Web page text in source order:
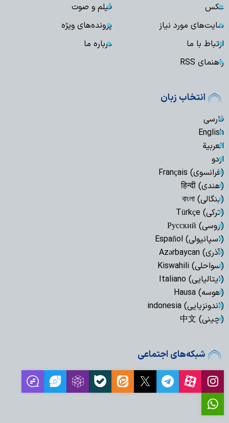
عکس
فیلم و صوت
سایت‌های مورد نیاز
پرونده‌های ویژه
ارتباط با ما
درباره ما
راهنمای RSS
انتخاب زبان
فارسی
English
العربیة
اردو
(فرانسوی) Français
(هندی) हिन्दी
(بنگالی) বাংলা
(ترکی) Türkçe
(روسی) Русский
(اسپانیولی) Español
(آذری) Azərbaycan
(سواحلی) Kiswahili
(ایتالیایی) Italiano
(هوسه) Hausa
(اندونزیایی) indonesia
(چینی) 中文
شبکه‌های اجتماعی